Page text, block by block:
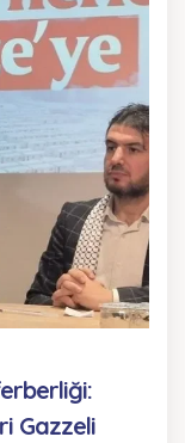
Gazzeli